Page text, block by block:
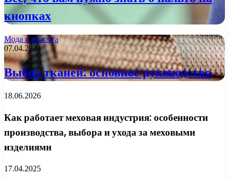
кнопках
Мода и красота
07.04.2023
Выбор тканей: основное руководство
18.06.2026
Как работает меховая индустрия: особенности
производства, выбора и ухода за меховыми
изделиями
17.04.2025